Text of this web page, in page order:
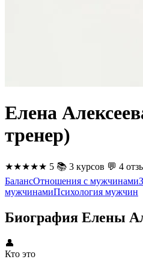
Елена
тренер)
★★★★★ 5 📚 3 курсов 💬 4
БалансОтношения с мужчинами
мужчинамиПсихология мужчин
Биография Елены
👤
Кто это